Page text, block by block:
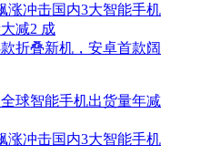
涨冲击国内3大智能手机
减2 成
折叠新机，安卓首款阔
球智能手机出货量年减
涨冲击国内3大智能手机